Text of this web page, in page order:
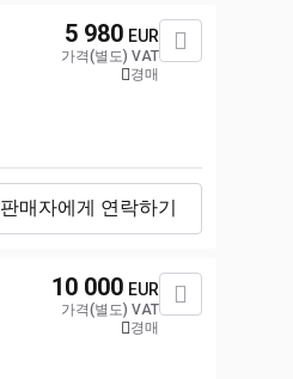
5 980 EUR
가격(별도) VAT
경매
판매자에게 연락하기
10 000 EUR
가격(별도) VAT
경매